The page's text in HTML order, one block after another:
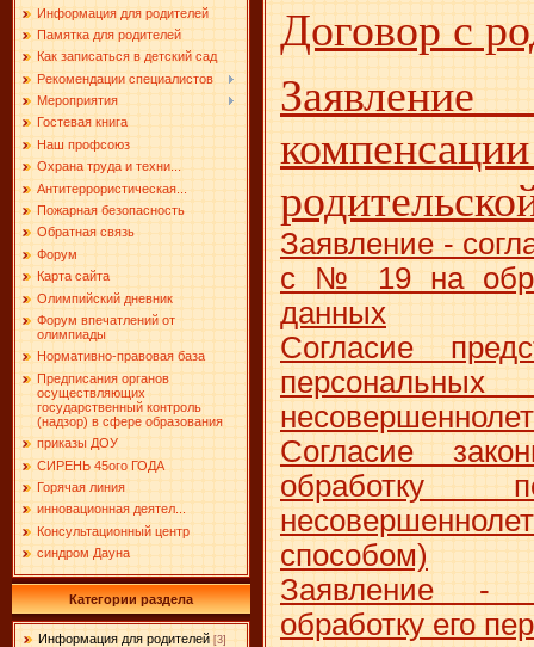
Информация для родителей
Памятка для родителей
Как записаться в детский сад
Рекомендации специалистов
Мероприятия
Гостевая книга
Наш профсоюз
Охрана труда и техни...
Антитеррористическая...
Пожарная безопасность
Обратная связь
Форум
Карта сайта
Олимпийский дневник
Форум впечатлений от
олимпиады
Нормативно-правовая база
Предписания органов
осуществляющих
государственный контроль
(надзор) в сфере образования
приказы ДОУ
СИРЕНЬ 45ого ГОДА
Горячая линия
инновационная деятел...
Консультационный центр
синдром Дауна
Категории раздела
Информация для родителей [3]
Договор с
Заявление -
с № 19 на
данных
Согласие
Согласие
обработку
способом)
Заявление -
обработку его